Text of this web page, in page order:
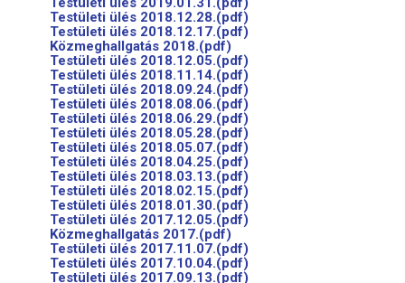
Testületi ülés 2018.12.28.(pdf)
Testületi ülés 2018.12.17.(pdf)
Közmeghallgatás 2018.(pdf)
Testületi ülés 2018.12.05.(pdf)
Testületi ülés 2018.11.14.(pdf)
Testületi ülés 2018.09.24.(pdf)
Testületi ülés 2018.08.06.(pdf)
Testületi ülés 2018.06.29.(pdf)
Testületi ülés 2018.05.28.(pdf)
Testületi ülés 2018.05.07.(pdf)
Testületi ülés 2018.04.25.(pdf)
Testületi ülés 2018.03.13.(pdf)
Testületi ülés 2018.02.15.(pdf)
Testületi ülés 2018.01.30.(pdf)
Testületi ülés 2017.12.05.(pdf)
Közmeghallgatás 2017.(pdf)
Testületi ülés 2017.11.07.(pdf)
Testületi ülés 2017.10.04.(pdf)
Testületi ülés 2017.09.13.(pdf)